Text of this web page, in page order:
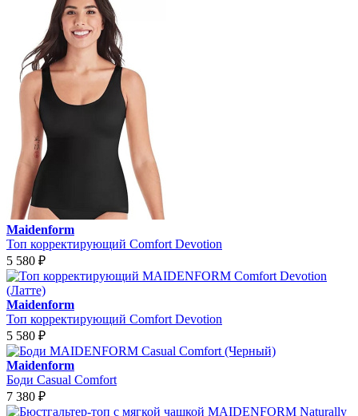
Maidenform
Топ корректирующий Comfort Devotion
5 580 ₽
Maidenform
Топ корректирующий Comfort Devotion
5 580 ₽
Maidenform
Боди Casual Comfort
7 380 ₽